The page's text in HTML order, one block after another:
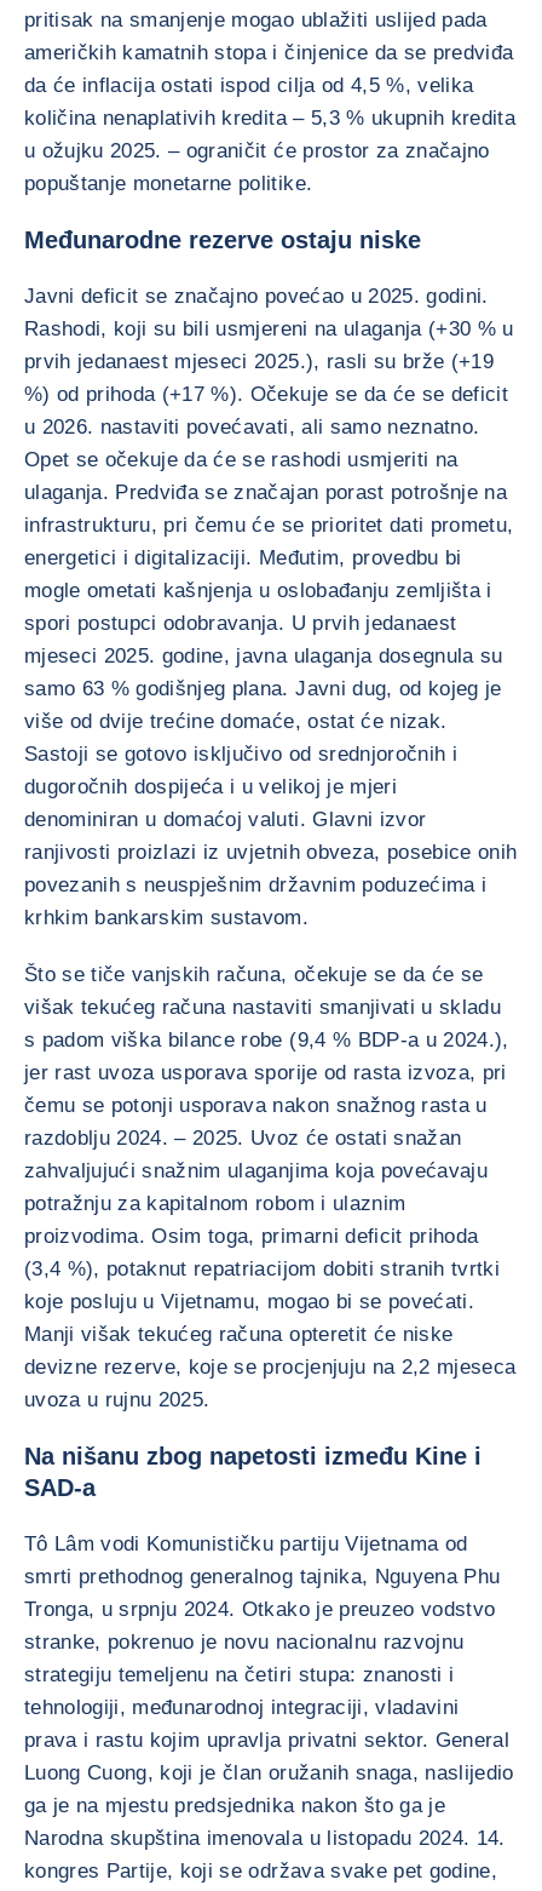
pritisak na smanjenje mogao ublažiti uslijed pada
američkih kamatnih stopa i činjenice da se predviđa
da će inflacija ostati ispod cilja od 4,5 %, velika
količina nenaplativih kredita – 5,3 % ukupnih kredita
u ožujku 2025. – ograničit će prostor za značajno
popuštanje monetarne politike.
Međunarodne rezerve ostaju niske
Javni deficit se značajno povećao u 2025. godini.
Rashodi, koji su bili usmjereni na ulaganja (+30 % u
prvih jedanaest mjeseci 2025.), rasli su brže (+19
%) od prihoda (+17 %). Očekuje se da će se deficit
u 2026. nastaviti povećavati, ali samo neznatno.
Opet se očekuje da će se rashodi usmjeriti na
ulaganja. Predviđa se značajan porast potrošnje na
infrastrukturu, pri čemu će se prioritet dati prometu,
energetici i digitalizaciji. Međutim, provedbu bi
mogle ometati kašnjenja u oslobađanju zemljišta i
spori postupci odobravanja. U prvih jedanaest
mjeseci 2025. godine, javna ulaganja dosegnula su
samo 63 % godišnjeg plana. Javni dug, od kojeg je
više od dvije trećine domaće, ostat će nizak.
Sastoji se gotovo isključivo od srednjoročnih i
dugoročnih dospijeća i u velikoj je mjeri
denominiran u domaćoj valuti. Glavni izvor
ranjivosti proizlazi iz uvjetnih obveza, posebice onih
povezanih s neuspješnim državnim poduzećima i
krhkim bankarskim sustavom.
Što se tiče vanjskih računa, očekuje se da će se
višak tekućeg računa nastaviti smanjivati u skladu
s padom viška bilance robe (9,4 % BDP-a u 2024.),
jer rast uvoza usporava sporije od rasta izvoza, pri
čemu se potonji usporava nakon snažnog rasta u
razdoblju 2024. – 2025. Uvoz će ostati snažan
zahvaljujući snažnim ulaganjima koja povećavaju
potražnju za kapitalnom robom i ulaznim
proizvodima. Osim toga, primarni deficit prihoda
(3,4 %), potaknut repatriacijom dobiti stranih tvrtki
koje posluju u Vijetnamu, mogao bi se povećati.
Manji višak tekućeg računa opteretit će niske
devizne rezerve, koje se procjenjuju na 2,2 mjeseca
uvoza u rujnu 2025.
Na nišanu zbog napetosti između Kine i
SAD-a
Tô Lâm vodi Komunističku partiju Vijetnama od
smrti prethodnog generalnog tajnika, Nguyena Phu
Tronga, u srpnju 2024. Otkako je preuzeo vodstvo
stranke, pokrenuo je novu nacionalnu razvojnu
strategiju temeljenu na četiri stupa: znanosti i
tehnologiji, međunarodnoj integraciji, vladavini
prava i rastu kojim upravlja privatni sektor. General
Luong Cuong, koji je član oružanih snaga, naslijedio
ga je na mjestu predsjednika nakon što ga je
Narodna skupština imenovala u listopadu 2024. 14.
kongres Partije, koji se održava svake pet godine,